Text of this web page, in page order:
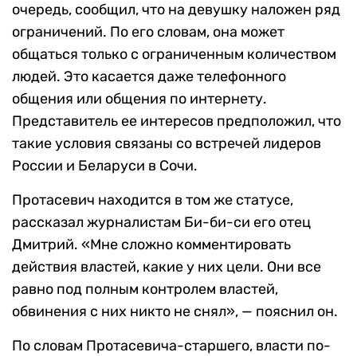
очередь, сообщил, что на девушку наложен ряд
ограничений. По его словам, она может
общаться только с ограниченным количеством
людей. Это касается даже телефонного
общения или общения по интернету.
Представитель ее интересов предположил, что
такие условия связаны со встречей лидеров
России и Беларуси в Сочи.
Протасевич находится в том же статусе,
рассказал журналистам Би-би-си его отец
Дмитрий. «Мне сложно комментировать
действия властей, какие у них цели. Они все
равно под полным контролем властей,
обвинения с них никто не снял», — пояснил он.
По словам Протасевича-старшего, власти по-